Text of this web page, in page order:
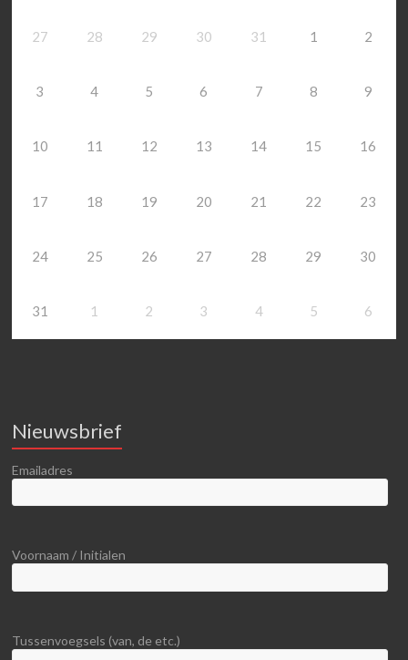
27 28 29 30 31 1 2
3 4 5 6 7 8 9
10 11 12 13 14 15 16
17 18 19 20 21 22 23
24 25 26 27 28 29 30
31 1 2 3 4 5 6
Nieuwsbrief
Emailadres
Voornaam / Initialen
Tussenvoegsels (van, de etc.)